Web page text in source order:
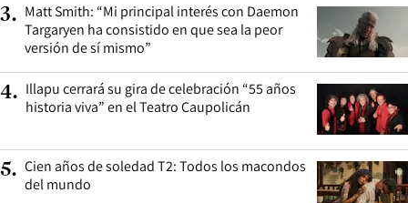
3. Matt Smith: “Mi principal interés con Daemon
Targaryen ha consistido en que sea la peor
versión de sí mismo”
4. Illapu cerrará su gira de celebración “55 años
historia viva” en el Teatro Caupolicán
5. Cien años de soledad T2: Todos los macondos
del mundo